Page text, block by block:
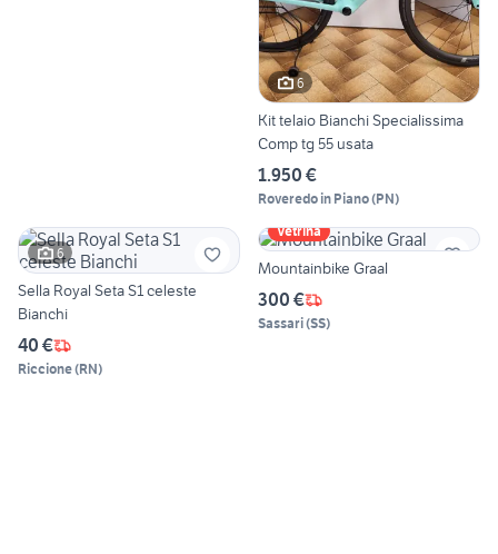
6
Kit telaio Bianchi Specialissima
Comp tg 55 usata
1.950 €
Roveredo in Piano(PN)
6
Sella Royal Seta S1 celeste
Bianchi
40 €
Riccione(RN)
Vetrina
Mountainbike Graal
300 €
Sassari(SS)